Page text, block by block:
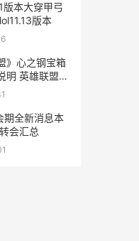
版本大穿甲弓
版本
》心之钢宝箱
明 英雄联盟心
期全新消息本
会汇总